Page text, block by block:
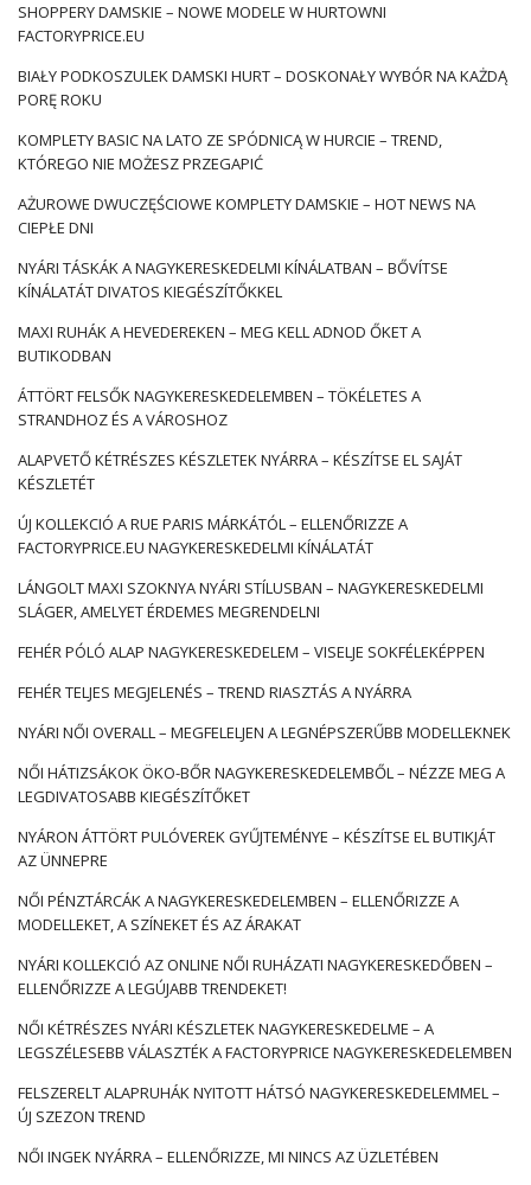
bézs, szürke, sötétkék vagy fekete. Érdemes fogadni a
természetes anyagokat, lehetőleg pamutot. Az abszolút kell
női felsőkmeztelen árnyékban. Napi rendszerességgel
fogadhat
dísztárgyak nélkül. Mindenféle nyakkivágással rendelkeznek
– kerek, háromszög alakú, négyzet alakú, spanyol,
aszimmetrikus, garbóval. Nagyon népszerűek az egyvállú
modellek.
SHOPPERY DAMSKIE – NOWE MODELE W HURTOWNI
FACTORYPRICE.EU
BIAŁY PODKOSZULEK DAMSKI HURT – DOSKONAŁY WYBÓR NA KAŻDĄ
PORĘ ROKU
KOMPLETY BASIC NA LATO ZE SPÓDNICĄ W HURCIE – TREND,
KTÓREGO NIE MOŻESZ PRZEGAPIĆ
AŻUROWE DWUCZĘŚCIOWE KOMPLETY DAMSKIE – HOT NEWS NA
CIEPŁE DNI
NYÁRI TÁSKÁK A NAGYKERESKEDELMI KÍNÁLATBAN – BŐVÍTSE
KÍNÁLATÁT DIVATOS KIEGÉSZÍTŐKKEL
MAXI RUHÁK A HEVEDEREKEN – MEG KELL ADNOD ŐKET A
BUTIKODBAN
ÁTTÖRT FELSŐK NAGYKERESKEDELEMBEN – TÖKÉLETES A
STRANDHOZ ÉS A VÁROSHOZ
ALAPVETŐ KÉTRÉSZES KÉSZLETEK NYÁRRA – KÉSZÍTSE EL SAJÁT
KÉSZLETÉT
ÚJ KOLLEKCIÓ A RUE PARIS MÁRKÁTÓL – ELLENŐRIZZE A
FACTORYPRICE.EU NAGYKERESKEDELMI KÍNÁLATÁT
LÁNGOLT MAXI SZOKNYA NYÁRI STÍLUSBAN – NAGYKERESKEDELMI
SLÁGER, AMELYET ÉRDEMES MEGRENDELNI
FEHÉR PÓLÓ ALAP NAGYKERESKEDELEM – VISELJE SOKFÉLEKÉPPEN
FEHÉR TELJES MEGJELENÉS – TREND RIASZTÁS A NYÁRRA
NYÁRI NŐI OVERALL – MEGFELELJEN A LEGNÉPSZERŰBB MODELLEKNEK
NŐI HÁTIZSÁKOK ÖKO-BŐR NAGYKERESKEDELEMBŐL – NÉZZE MEG A
LEGDIVATOSABB KIEGÉSZÍTŐKET
NYÁRON ÁTTÖRT PULÓVEREK GYŰJTEMÉNYE – KÉSZÍTSE EL BUTIKJÁT
AZ ÜNNEPRE
NŐI PÉNZTÁRCÁK A NAGYKERESKEDELEMBEN – ELLENŐRIZZE A
MODELLEKET, A SZÍNEKET ÉS AZ ÁRAKAT
NYÁRI KOLLEKCIÓ AZ ONLINE NŐI RUHÁZATI NAGYKERESKEDŐBEN –
ELLENŐRIZZE A LEGÚJABB TRENDEKET!
NŐI KÉTRÉSZES NYÁRI KÉSZLETEK NAGYKERESKEDELME – A
LEGSZÉLESEBB VÁLASZTÉK A FACTORYPRICE NAGYKERESKEDELEMBEN
FELSZERELT ALAPRUHÁK NYITOTT HÁTSÓ NAGYKERESKEDELEMMEL –
ÚJ SZEZON TREND
NŐI INGEK NYÁRRA – ELLENŐRIZZE, MI NINCS AZ ÜZLETÉBEN